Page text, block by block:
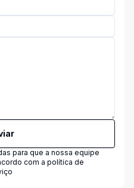
para que a nossa equipe
com a política de